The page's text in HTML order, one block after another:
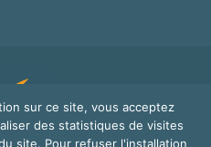
sur ce site, vous acceptez
des statistiques de visites
site. Pour refuser l'installation